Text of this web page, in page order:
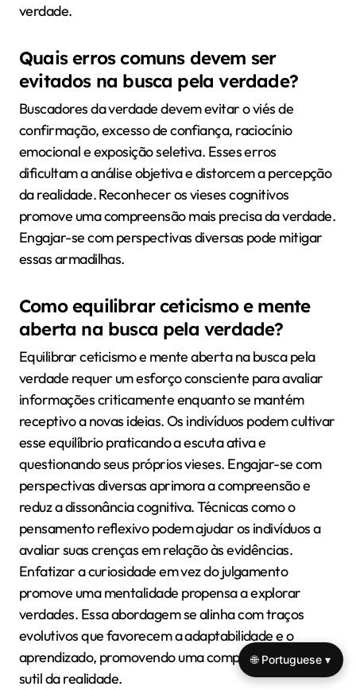
verdade.
Quais erros comuns devem ser
evitados na busca pela verdade?
Buscadores da verdade devem evitar o viés de
confirmação, excesso de confiança, raciocínio
emocional e exposição seletiva. Esses erros
dificultam a análise objetiva e distorcem a percepção
da realidade. Reconhecer os vieses cognitivos
promove uma compreensão mais precisa da verdade.
Engajar-se com perspectivas diversas pode mitigar
essas armadilhas.
Como equilibrar ceticismo e mente
aberta na busca pela verdade?
Equilibrar ceticismo e mente aberta na busca pela
verdade requer um esforço consciente para avaliar
informações criticamente enquanto se mantém
receptivo a novas ideias. Os indivíduos podem cultivar
esse equilíbrio praticando a escuta ativa e
questionando seus próprios vieses. Engajar-se com
perspectivas diversas aprimora a compreensão e
reduz a dissonância cognitiva. Técnicas como o
pensamento reflexivo podem ajudar os indivíduos a
avaliar suas crenças em relação às evidências.
Enfatizar a curiosidade em vez do julgamento
promove uma mentalidade propensa a explorar
verdades. Essa abordagem se alinha com traços
evolutivos que favorecem a adaptabilidade e o
aprendizado, promovendo uma compreensão mais
sutil da realidade.
🌐 Portuguese ▾